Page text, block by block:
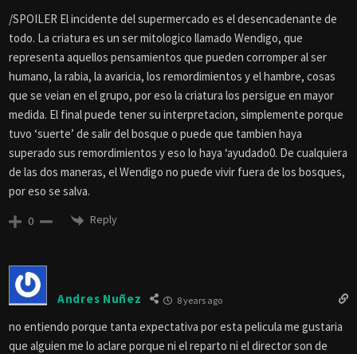
/SPOILER El incidente del supermercado es el desencadenante de
todo. La criatura es un ser mitologico llamado Wendigo, que
representa aquellos pensamientos que pueden corromper al ser
humano, la rabia, la avaricia, los remordimientos y el hambre, cosas
que se veian en el grupo, por eso la criatura los persigue en mayor
medida. El final puede tener su interpretacion, simplemente porque
tuvo ‘suerte’ de salir del bosque o puede que tambien haya
superado sus remordimientos y eso lo haya ‘ayudado0. De cualquiera
de las dos maneras, el Wendigo no puede vivir fuera de los bosques,
por eso se salva.
0 Reply
Andres Nuñez 8 years ago
no entiendo porque tanta expectativa por esta pelicula me gustaria
que alguien me lo aclare porque ni el reparto ni el director son de